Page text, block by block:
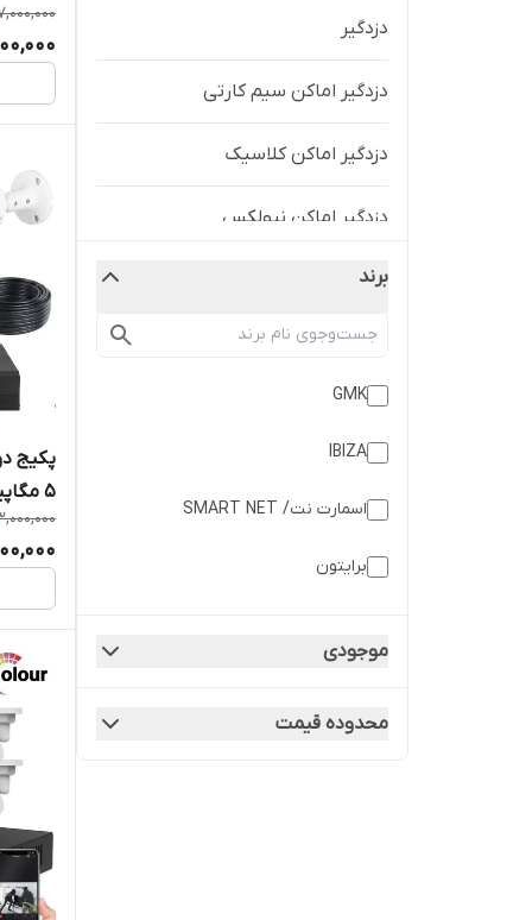
دزدگیر
دزدگیر اماکن سیم کارتی
دزدگیر اماکن کلاسیک
دزدگیر اماکن نیولکس
دزدگیر اماکن و لوازم جانبی
دوربین مداربسته
دوربین های WiFi
دوربین های نظارتی و امنیتی
امنیتی
برند
GMK
IBIZA
اسمارت نت/ SMART NET
برایتون
دی لینک
موجودی
محدوده قیمت
۵ مگاپیکسل